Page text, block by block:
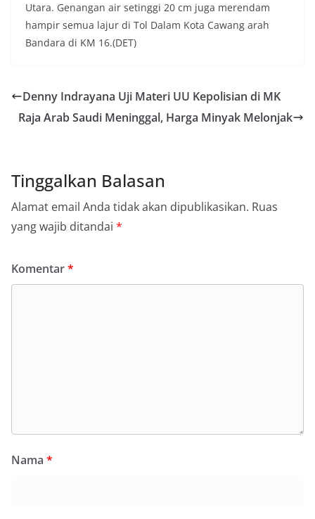
Utara. Genangan air setinggi 20 cm juga merendam
hampir semua lajur di Tol Dalam Kota Cawang arah
Bandara di KM 16.(DET)
Denny Indrayana Uji Materi UU Kepolisian di MK
Raja Arab Saudi Meninggal, Harga Minyak Melonjak
Tinggalkan Balasan
Alamat email Anda tidak akan dipublikasikan. Ruas
yang wajib ditandai *
Komentar*
Nama *